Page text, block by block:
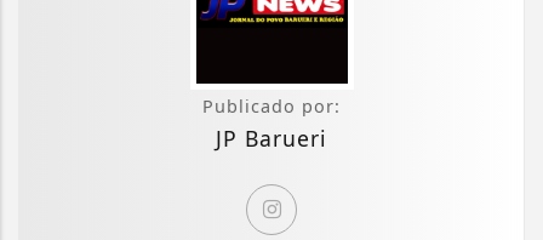
Publicado por:
JP Barueri